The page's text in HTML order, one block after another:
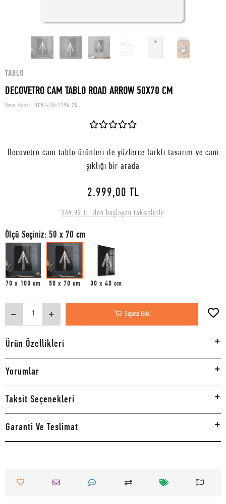
TABLO
DECOVETRO CAM TABLO ROAD ARROW 50X70 CM
Ürün Kodu: DCVT-TB-1196.2Q
Decovetro cam tablo ürünleri ile yüzlerce farklı tasarım ve cam
şıklığı bir arada
2.999,00 TL
249,92 TL 'den başlayan taksitlerle
Ölçü Seçiniz: 50 x 70 cm
70 x 100 cm 50 x 70 cm 30 x 40 cm
Sepete Ekle
Ürün Özellikleri
Yorumlar
Taksit Seçenekleri
Garanti Ve Teslimat